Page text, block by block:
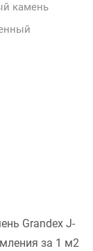
камень
Grandex J-
за 1 м2